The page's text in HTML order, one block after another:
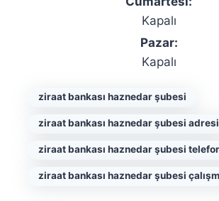
Kapalı
Pazar:
Kapalı
ziraat bankası haznedar şubesi
ziraat bankası haznedar şubesi adresi
ziraat bankası haznedar şubesi
ziraat bankası haznedar şubesi